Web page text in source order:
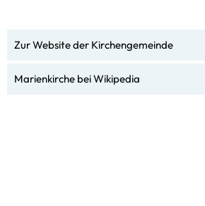
Zur Website der Kirchengemeinde
Marienkirche bei Wikipedia